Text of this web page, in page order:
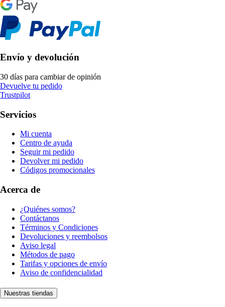
Envío y devolución
30 días para cambiar de opinión
Devuelve tu pedido
Trustpilot
Servicios
Mi cuenta
Centro de ayuda
Seguir mi pedido
Devolver mi pedido
Códigos promocionales
Acerca de
¿Quiénes somos?
Contáctanos
Términos y Condiciones
Devoluciones y reembolsos
Aviso legal
Métodos de pago
Tarifas y opciones de envío
Aviso de confidencialidad
Nuestras tiendas